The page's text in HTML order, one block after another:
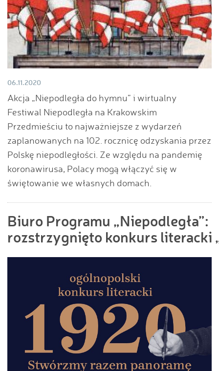
06.11.2020
Akcja „Niepodległa do hymnu” i wirtualny
Festiwal Niepodległa na Krakowskim
Przedmieściu to najważniejsze z wydarzeń
zaplanowanych na 102. rocznicę odzyskania przez
Polskę niepodległości. Ze względu na pandemię
koronawirusa, Polacy mogą włączyć się w
świętowanie we własnych domach.
Biuro Programu „Niepodległa”:
rozstrzygnięto konkurs literacki